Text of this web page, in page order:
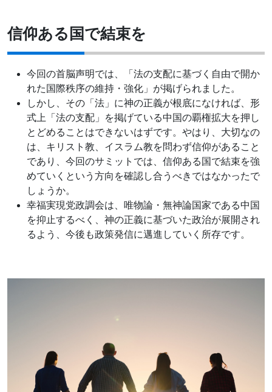
信仰ある国で結束を
今回の首脳声明では、「法の支配に基づく自由で開か
れた国際秩序の維持・強化」が掲げられました。
しかし、その「法」に神の正義が根底になければ、形
式上「法の支配」を掲げている中国の覇権拡大を押し
とどめることはできないはずです。やはり、大切なの
は、キリスト教、イスラム教を問わず信仰があること
であり、今回のサミットでは、信仰ある国で結束を強
めていくという方向を確認し合うべきではなかったで
しょうか。
幸福実現党政調会は、唯物論・無神論国家である中国
を抑止するべく、神の正義に基づいた政治が展開され
るよう、今後も政策発信に邁進していく所存です。